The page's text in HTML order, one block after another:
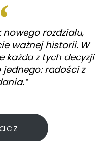
rozdziału,
ważnej historii. W
każda z tych decyzji
radości z